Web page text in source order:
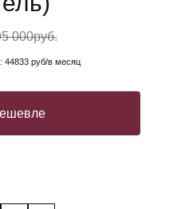
000руб.
44833 руб/в месяц